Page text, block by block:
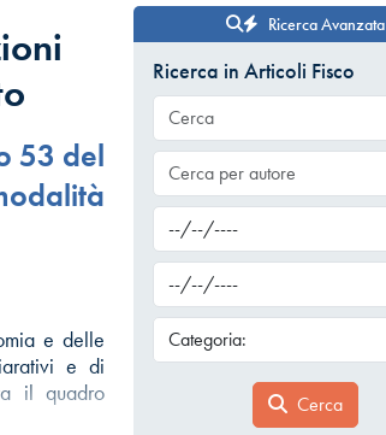
53 del
e delle
e di
il quadro
Ricerca Avanzata
Ricerca in Articoli Fisco
Cerca